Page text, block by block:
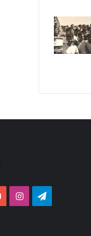
YouTubeInstagramTelegram